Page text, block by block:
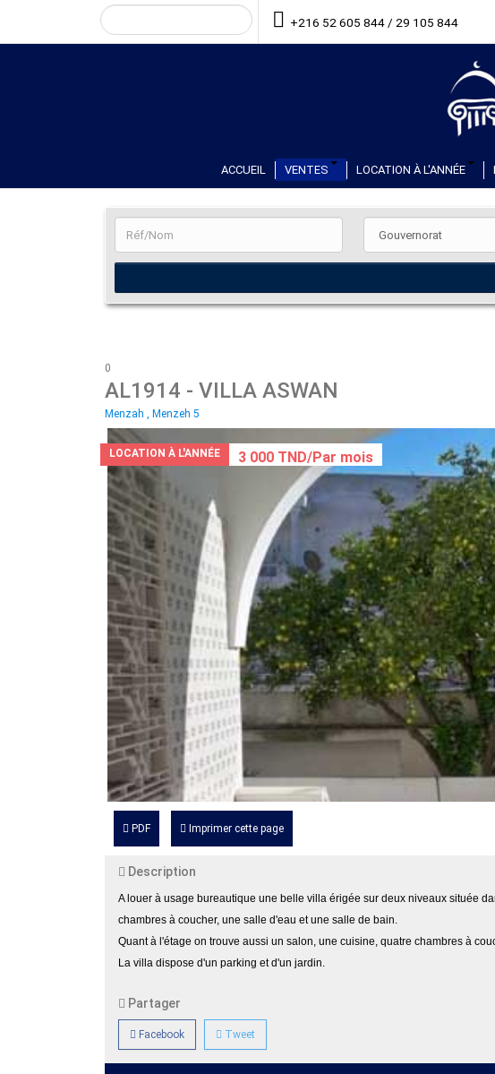
+216 52 605 844 / 29 105 844
ACCUEIL VENTES LOCATION À L'ANNÉE
0
AL1914 - VILLA ASWAN
Menzah , Menzeh 5
LOCATION À L'ANNÉE 3 000 TND/Par mois
PDF Imprimer cette page
Description
A louer à usage bureautique une belle villa érigée sur deux niveaux située
chambres à coucher, une salle d'eau et une salle de bain.
Quant à l'étage on trouve aussi un salon, une cuisine, quatre chambres à
La villa dispose d'un parking et d'un jardin.
Partager
Facebook Tweet